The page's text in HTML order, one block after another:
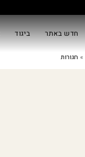
חדש באתר ביגוד
» חגורות